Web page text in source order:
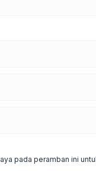
pada peramban ini